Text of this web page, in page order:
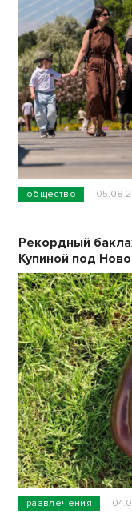
общество
развлечения
Рекордный
Купиной под